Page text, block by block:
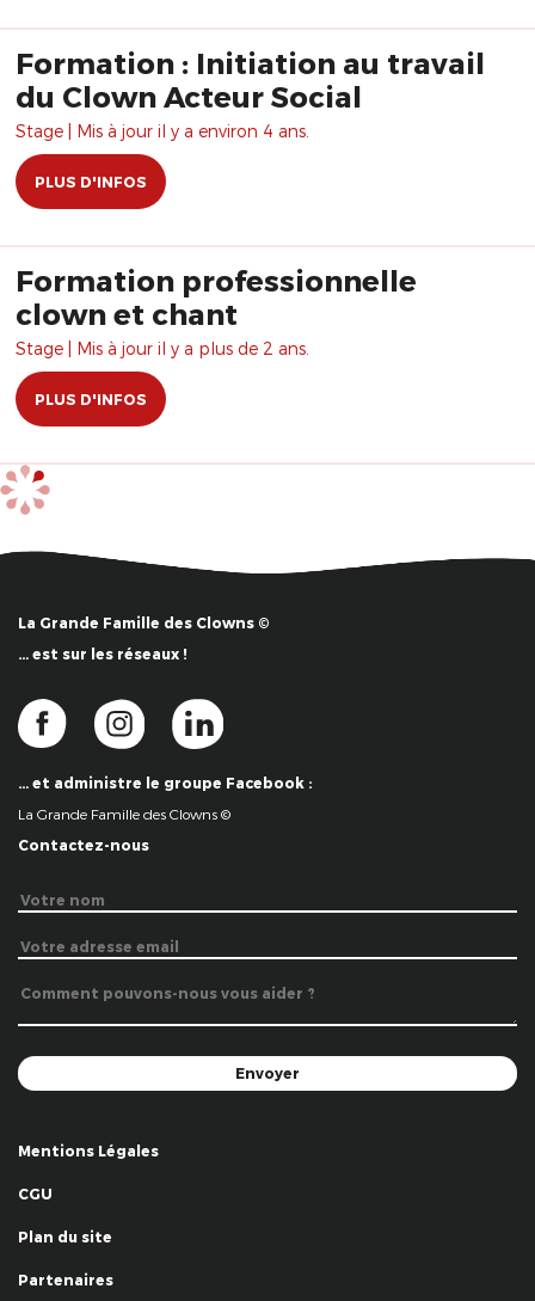
Formation : Initiation au travail
du Clown Acteur Social
Stage | Mis à jour il y a environ 4 ans.
PLUS D'INFOS
Formation professionnelle
clown et chant
Stage | Mis à jour il y a plus de 2 ans.
PLUS D'INFOS
La Grande Famille des Clowns ©
… est sur les réseaux !
… et administre le groupe Facebook :
La Grande Famille des Clowns ©
Contactez-nous
Mentions Légales
CGU
Plan du site
Partenaires